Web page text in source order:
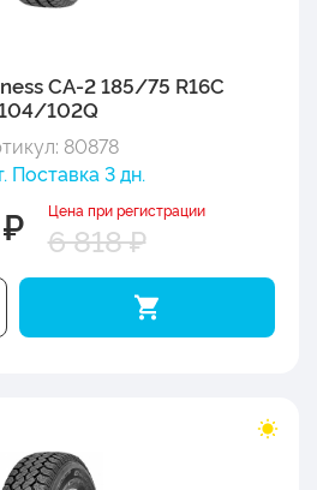
CA-2 185/75 R16C
102Q
80878
Поставка 3 дн.
Цена при регистрации
6 818 ₽